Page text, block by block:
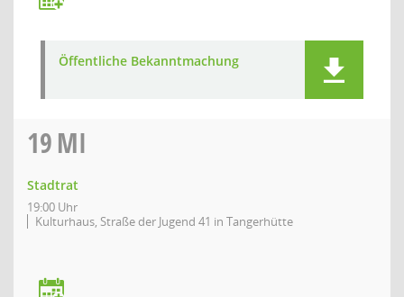
Öffentliche Bekanntmachung
19MI
Stadtrat
19:00 Uhr
Kulturhaus, Straße der Jugend 41 in Tangerhütte